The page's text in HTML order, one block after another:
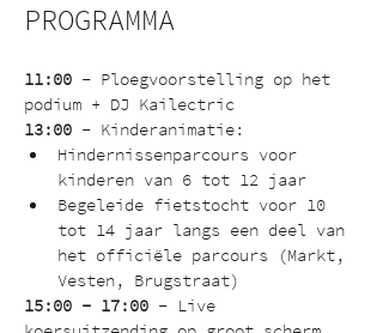
PROGRAMMA
11:00 – Ploegvoorstelling op het
podium + DJ Kailectric
13:00 – Kinderanimatie:
Hindernissenparcours voor
kinderen van 6 tot 12 jaar
Begeleide fietstocht voor 10
tot 14 jaar langs een deel van
het officiële parcours (Markt,
Vesten, Brugstraat)
15:00 – 17:00 – Live